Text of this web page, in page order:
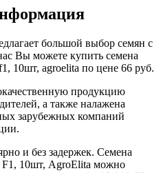
большой выбор семян с
Вы можете купить семена
10шт, agroelita по цене 66 руб.
продукцию
а также налажена
зарубежных компаний
и без задержек. Семена
F1, 10шт, AgroElita можно